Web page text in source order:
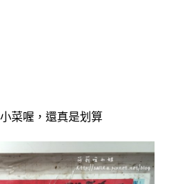
菜喔，還真是划算